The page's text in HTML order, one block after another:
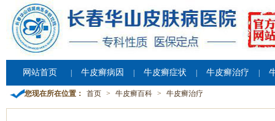
网站首页 牛皮癣病因 牛皮癣症状 牛皮癣治疗
您现在所在位置： 首页 > 牛皮癣百科 > 牛皮癣治疗